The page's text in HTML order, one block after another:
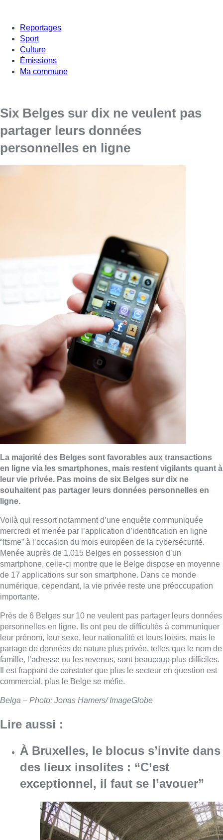
Reportages
Sport
Culture
Émissions
Ma commune
Six Belges sur dix ne veulent pas
partager leurs données
personnelles en ligne
La majorité des Belges sont favorables aux transactions
en ligne via les smartphones, mais restent vigilants quant à
leur vie privée. Pas moins de six Belges sur dix ne
souhaitent pas partager leurs données personnelles en
ligne.
Voilà qui ressort notamment d’une enquête communiquée
mercredi et menée par l’application d’identification en ligne
“Itsme” à l’occasion du mois européen de la cybersécurité.
Menée auprès de 1.015 Belges en possession d’un
smartphone, celle-ci montre que le Belge dispose en moyenne
de 17 applications sur son smartphone. Dans ce monde
numérique, cependant, la vie privée reste une préoccupation
importante.
Près de 6 Belges sur 10 ne veulent pas partager leurs données
personnelles en ligne. Ils ont peu de difficultés à communiquer
leur prénom, leur sexe, leur nationalité et leurs loisirs, mais le
partage de données de nature plus privée, telles que le nom de
famille, l’adresse ou les revenus, sont beaucoup plus difficiles.
Il est frappant de constater que plus le secteur en question est
commercial, plus le Belge se méfie.
Belga – Photo: Jonas Hamers/ ImageGlobe
Lire aussi :
À Bruxelles, le blocus s’invite dans
des lieux insolites : “C’est
exceptionnel, il faut se l’avouer”